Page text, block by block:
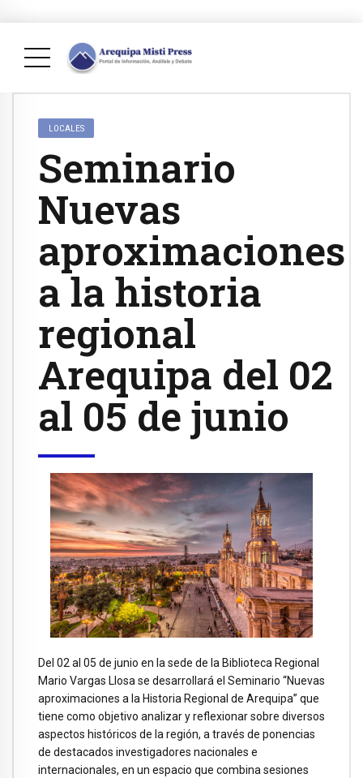
LOCALES
Seminario
Nuevas
aproximaciones
a la historia
regional
Arequipa del 02
al 05 de junio
Del 02 al 05 de junio en la sede de la Biblioteca Regional
Mario Vargas Llosa se desarrollará el Seminario “Nuevas
aproximaciones a la Historia Regional de Arequipa” que
tiene como objetivo analizar y reflexionar sobre diversos
aspectos históricos de la región, a través de ponencias
de destacados investigadores nacionales e
internacionales, en un espacio que combina sesiones